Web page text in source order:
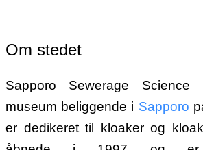
Om stedet
Sapporo Sewerage
museum beliggende i Sapporo
er dedikeret til kloaker og